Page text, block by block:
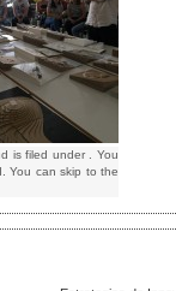
is filed under . You
You can skip to the